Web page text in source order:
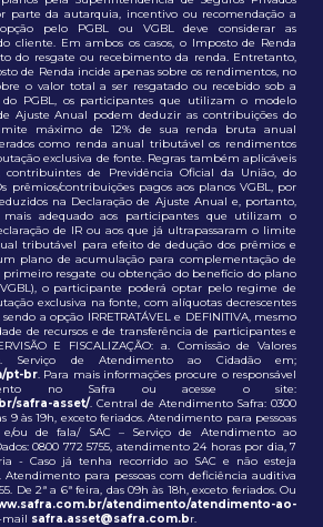
parte da autarquia, incentivo ou recomendação a
pelo PGBL ou VGBL deve considerar as
cliente. Em ambos os casos, o Imposto de Renda
do resgate ou recebimento da renda. Entretanto,
de Renda incide apenas sobre os rendimentos, no
o valor total a ser resgatado ou recebido sob a
PGBL, os participantes que utilizam o modelo
Ajuste Anual podem deduzir as contribuições do
máximo de 12% de sua renda bruta anual
como renda anual tributável os rendimentos
exclusiva de fonte. Regras também aplicáveis
contribuintes de Previdência Oficial da União, do
prêmios/contribuições pagos aos planos VGBL, por
na Declaração de Ajuste Anual e, portanto,
adequado aos participantes que utilizam o
de IR ou aos que já ultrapassaram o limite
tributável para efeito de dedução dos prêmios e
plano de acumulação para complementação de
primeiro resgate ou obtenção do benefício do plano
o participante poderá optar pelo regime de
exclusiva na fonte, com alíquotas decrescentes
a opção IRRETRATÁVEL e DEFINITIVA, mesmo
de recursos e de transferência de participantes e
E FISCALIZAÇÃO: a. Comissão de Valores
Serviço de Atendimento ao Cidadão em;
pt-br. Para mais informações procure o responsável
no Safra ou acesse o site:
safra-asset/. Central de Atendimento Safra: 0300
9 às 19h, exceto feriados. Atendimento para pessoas
ou de fala/ SAC – Serviço de Atendimento ao
0800 772 5755, atendimento 24 horas por dia, 7
- Caso já tenha recorrido ao SAC e não esteja
Atendimento para pessoas com deficiência auditiva
De 2ª a 6ª feira, das 09h às 18h, exceto feriados. Ou
atendimento/atendimento-ao-
mail safra.asset@safra.com.br.